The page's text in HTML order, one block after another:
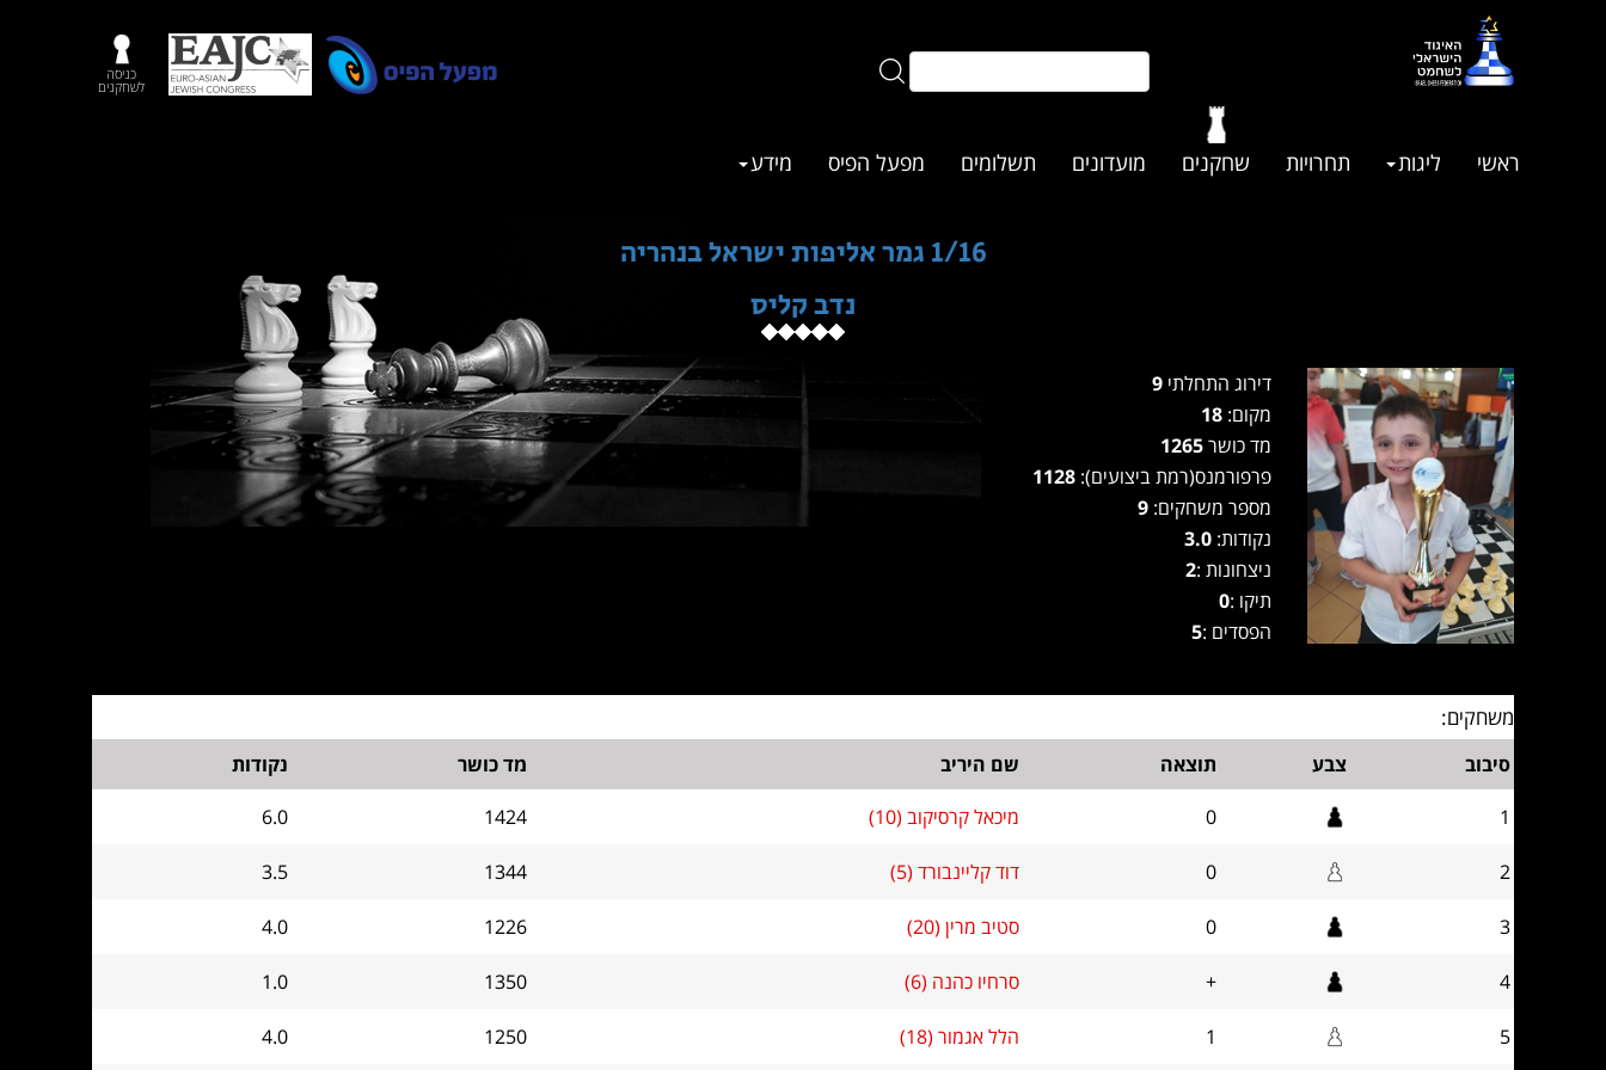
כניסה
לשחקנים
ראשי ליגות תחרויות שחקנים מועדונים תשלומים מפעל הפיס מידע
1/16 גמר אליפות ישראל בנהריה
נדב קליס
דירוג התחלתי 9
מקום: 18
מד כושר1265
פרפורמנס(רמת ביצועים): 1128
מספר משחקים: 9
נקודות:3.0
ניצחונות :2
תיקו :0
הפסדים :5
משחקים:
סיבוב צבע תוצאה שם היריב מד כושר
נקודות
1
0 מיכאל קרסיקוב (10) 1424
6.0
2
0 דוד קליינבורד (5) 1344
3.5
3
0 סטיב מרין (20) 1226
4.0
4
+ סרחיו כהנה (6) 1350
1.0
5
1 הלל אגמור (18) 1250
4.0